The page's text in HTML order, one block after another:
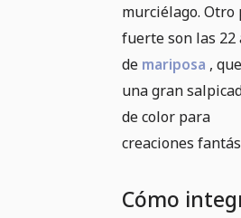
murciélago. Otro
fuerte son las 22
de mariposa ,
una gran
de color para
creaciones
Cómo